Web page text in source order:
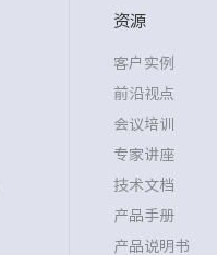
资源
客户实例
前沿视点
会议培训
专家讲座
技术文档
产品手册
产品说明书